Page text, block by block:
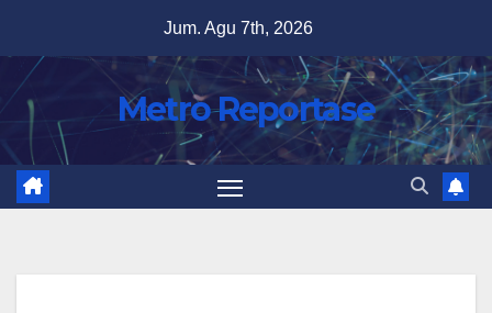
content
Jum. Agu 7th, 2026
Metro Reportase